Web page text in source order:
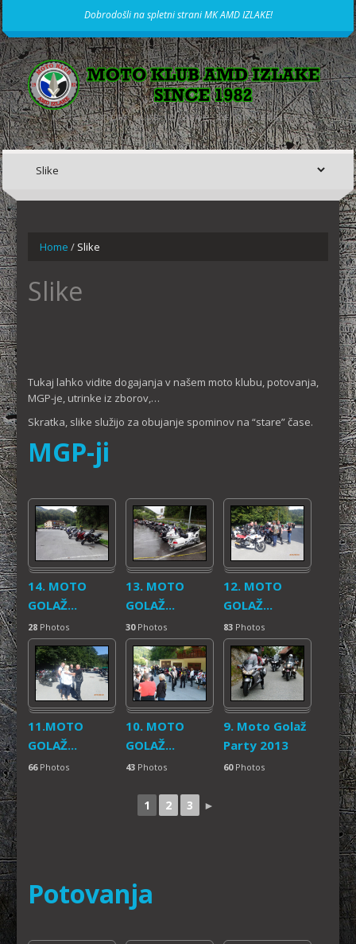
Dobrodošli na spletni strani MK AMD IZLAKE!
MOTORISTIČNI KLUB IZ IZLAK, ŽE OD LETA 1982
Home / Slike
Slike
Tukaj lahko vidite dogajanja v našem moto klubu, potovanja,
MGP-je, utrinke iz zborov,…
Skratka, slike služijo za obujanje spominov na “stare” čase.
MGP-ji
14. MOTO
GOLAŽ...
28 Photos
13. MOTO
GOLAŽ...
30Photos
12. MOTO
GOLAŽ...
83 Photos
11.MOTO
GOLAŽ...
66Photos
10. MOTO
GOLAŽ...
43 Photos
9. Moto Golaž
Party 2013
60Photos
1 2 3 ►
Potovanja